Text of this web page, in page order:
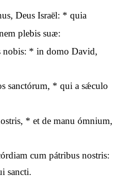
Deus Israël: * quia
plebis suæ:
nobis: * in domo David,
sanctórum, * qui a sǽculo
* et de manu ómnium,
cum pátribus nostris:
sancti.